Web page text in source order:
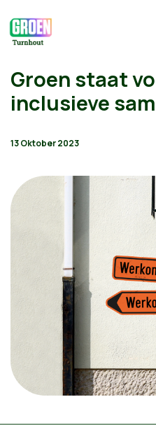
Groen staat
inclusieve
13 Oktober 2023